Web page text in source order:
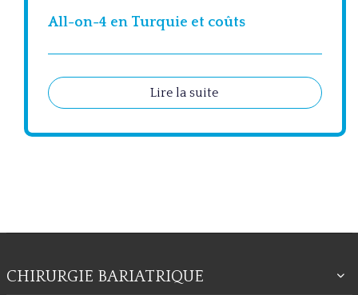
All-on-4 en Turquie et coûts
Lire la suite
CHIRURGIE BARIATRIQUE